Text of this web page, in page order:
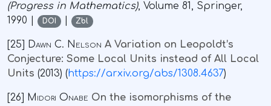
(Progress in Mathematics), Volume 81, Springer,
1990 |
DOI | Zbl
[25] Dawn C. Nelson A Variation on Leopoldt’s
Conjecture: Some Local Units instead of All Local
Units (2013) (https://arxiv.org/abs/1308.4637)
[26] Midori Onabe On the isomorphisms of the